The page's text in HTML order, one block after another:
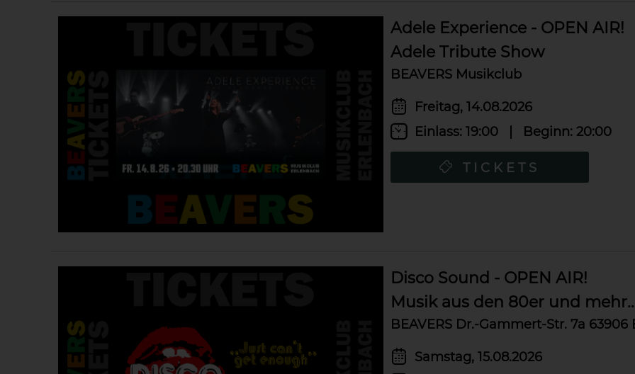
Adele Experience - OPEN AIR!
Adele Tribute Show
BEAVERS Musikclub
Freitag, 14.08.2026
Einlass: 19:00 Beginn: 20:00
TICKETS
Disco Sound - OPEN AIR!
Musik aus den 80er und
BEAVERS Dr.-Gammert-Str. 7a 63906
Samstag, 15.08.2026